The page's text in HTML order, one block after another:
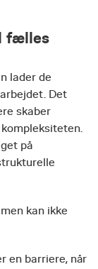
fælles
lader de
Det
skaber
på
kan ikke
en barriere, når